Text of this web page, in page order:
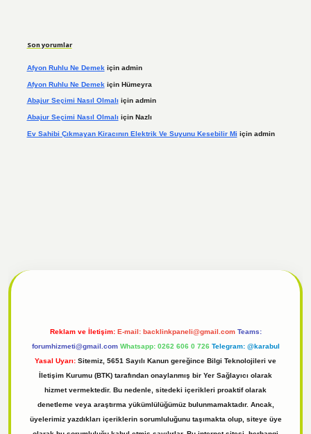
Son yorumlar
Afyon Ruhlu Ne Demek için admin
Afyon Ruhlu Ne Demek için Hümeyra
Abajur Seçimi Nasıl Olmalı için admin
Abajur Seçimi Nasıl Olmalı için Nazlı
Ev Sahibi Çıkmayan Kiracının Elektrik Ve Suyunu Kesebilir Mi için admin
Reklam ve İletişim: E-mail: backlinkpaneli@gmail.com Teams:
forumhizmeti@gmail.com Whatsapp: 0262 606 0 726 Telegram: @karabul
Yasal Uyarı: Sitemiz, 5651 Sayılı Kanun gereğince Bilgi Teknolojileri ve
İletişim Kurumu (BTK) tarafından onaylanmış bir Yer Sağlayıcı olarak
hizmet vermektedir. Bu nedenle, sitedeki içerikleri proaktif olarak
denetleme veya araştırma yükümlülüğümüz bulunmamaktadır. Ancak,
üyelerimiz yazdıkları içeriklerin sorumluluğunu taşımakta olup, siteye üye